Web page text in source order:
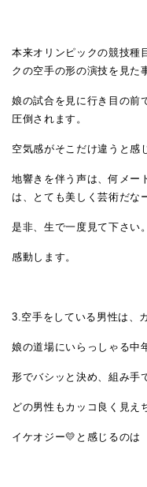
本来オリンピックの競技種
クの空手の形の演技を見た
娘の試合を見に行き目の
圧倒されます。
空気感がそこだけ違うと感
地響きを伴う声は、何メー
は、とても美しく芸術だな
是非、生で一度見て下さい。
感動します。
3.空手をしている男性は、
娘の道場にいらっしゃる
形でバシッと決め、組み手
どの男性もカッコ良く見え
イケオジー💛と感じるの